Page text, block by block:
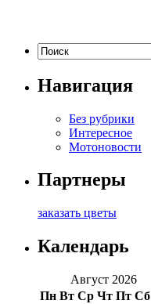
Навигация
Без рубрики
Интересное
Мотоновости
Партнеры
заказать цветы
Календарь
Август 2026
Пн Вт Ср Чт Пт Сб